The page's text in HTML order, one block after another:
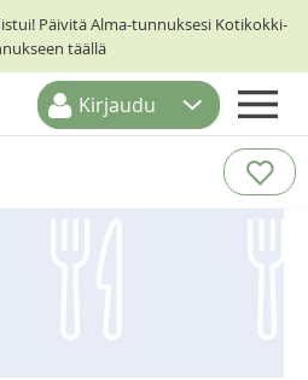
Päivitä Alma-tunnuksesi Kotikokki-
täällä
Kirjaudu